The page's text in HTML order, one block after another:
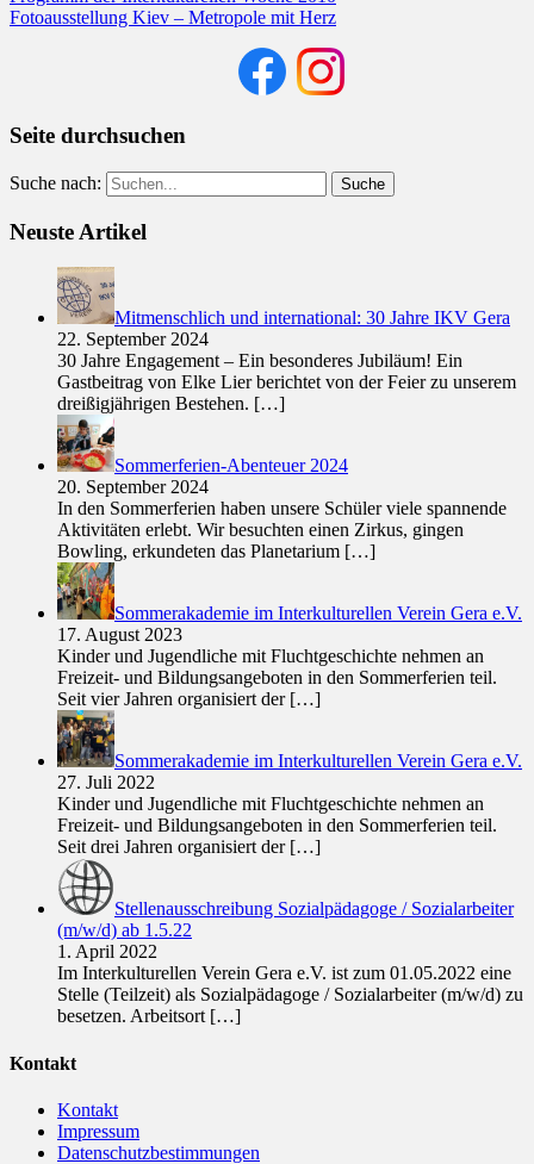
Fotoausstellung Kiev – Metropole mit Herz
Seite durchsuchen
Suche nach:
Neuste Artikel
Mitmenschlich und international: 30 Jahre IKV Gera
22. September 2024
30 Jahre Engagement – Ein besonderes Jubiläum! Ein
Gastbeitrag von Elke Lier berichtet von der Feier zu unserem
dreißigjährigen Bestehen. […]
Sommerferien-Abenteuer 2024
20. September 2024
In den Sommerferien haben unsere Schüler viele spannende
Aktivitäten erlebt. Wir besuchten einen Zirkus, gingen
Bowling, erkundeten das Planetarium […]
Sommerakademie im Interkulturellen Verein Gera e.V.
17. August 2023
Kinder und Jugendliche mit Fluchtgeschichte nehmen an
Freizeit- und Bildungsangeboten in den Sommerferien teil.
Seit vier Jahren organisiert der […]
Sommerakademie im Interkulturellen Verein Gera e.V.
27. Juli 2022
Kinder und Jugendliche mit Fluchtgeschichte nehmen an
Freizeit- und Bildungsangeboten in den Sommerferien teil.
Seit drei Jahren organisiert der […]
Stellenausschreibung Sozialpädagoge / Sozialarbeiter
(m/w/d) ab 1.5.22
1. April 2022
Im Interkulturellen Verein Gera e.V. ist zum 01.05.2022 eine
Stelle (Teilzeit) als Sozialpädagoge / Sozialarbeiter (m/w/d) zu
besetzen. Arbeitsort […]
Kontakt
Kontakt
Impressum
Datenschutzbestimmungen